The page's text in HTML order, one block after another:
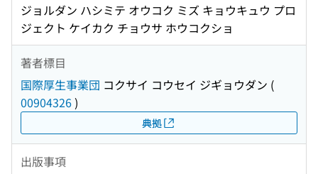
ジョルダン ハシミテ オウコク ミズ キョウキュウ プロ
ジェクト ケイカク チョウサ ホウコクショ
著者標目
国際厚生事業団 コクサイ コウセイ ジギョウダン (
00904326)
典拠
出版事項